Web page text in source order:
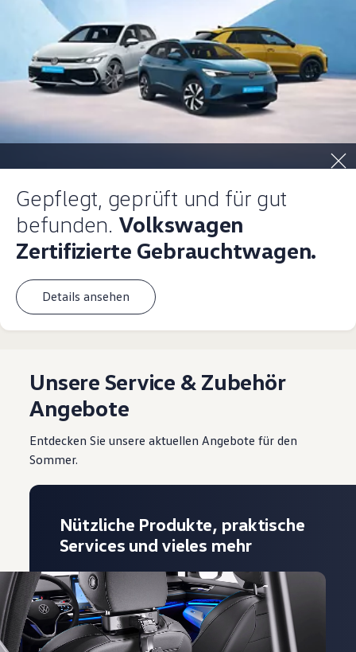
Gepflegt, geprüft und für gut
befunden. Volkswagen
Zertifizierte Gebrauchtwagen.
Details ansehen
Unsere Service & Zubehör
Angebote
Entdecken Sie unsere aktuellen Angebote für den
Sommer.
Nützliche Produkte, praktische
Services und vieles mehr